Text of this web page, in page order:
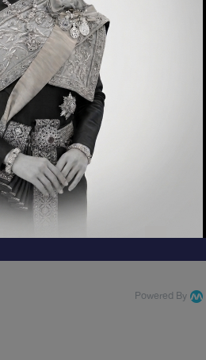
งการร้องเรียน
ยความเป็นส่วนตัว
ายการเก็บรักษาข้อมูลส่วนบุคคล
ยการใช้คุกกี้
ร์มคำร้องขอของเจ้าของข้อมูลส่วนบุคคล
Powered By